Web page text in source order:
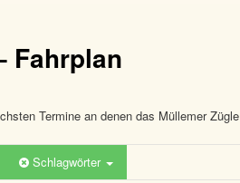
Fahrplan
Termine an denen das Müllemer
Schlagwörter